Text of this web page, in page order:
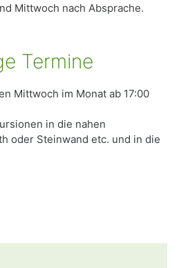
Mittwoch nach Absprache.
Termine
Mittwoch im Monat ab 17:00
in die nahen
oder Steinwand etc. und in die